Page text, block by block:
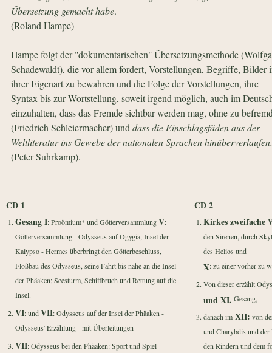
Übersetzung gemacht habe.
(Roland Hampe)
Hampe folgt der "dokumentarischen" Übersetzungsmethode
Schadewaldt), die vor allem fordert, Vorstellungen, Begriffe, Bilder
ihrer Eigenart zu bewahren und die Folge der Vorstellungen, ihre
Syntax bis zur Wortstellung, soweit irgend möglich, auch im
einzuhalten, dass das Fremde sichtbar werden mag, ohne zu
(Friedrich Schleiermacher) und dass die Einschlagsfäden aus der
Weltliteratur ins Gewebe der nationalen Sprachen hinüberverlaufen.
(Peter Suhrkamp).
CD 1
Gesang I: Proömium* und GötterversammlungV:
Götterversammlung - Odysseus auf Ogygia, Insel der
Kalypso - Hermes überbringt den Götterbeschluss,
Floßbau des Odysseus, seine Fahrt bis nahe an die Insel
der Phäaken; Seesturm, Schiffbruch und Rettung auf die
Insel.
VI: undVII: Odysseus auf der Insel der Phäaken -
Odysseus' Erzählung - mit Überleitungen
VII: Odysseus bei den Phäaken: Sport und Spiel
CD 2
Kirkes zweifache
den Sirenen, durch
des Helios und
X: zu einer vorher zu
Von dieser erzählt
und XI. Gesang,
danach im XII: von
und Charybdis und
den Rindern und dem